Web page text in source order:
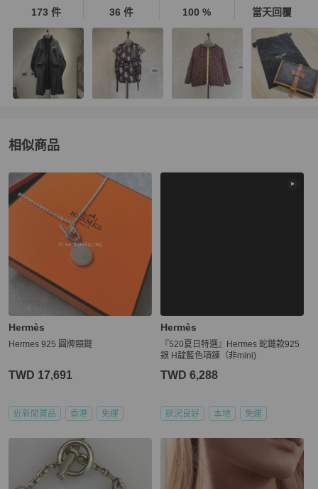
173 件 36 件 100 % 當天回覆
相似商品
更多相似Hermès男士配件推薦精品
Hermès
Hermes 925 圓牌頸鏈
TWD 17,691
近新閒置品 香港 免運
Hermès
『520夏日特選』Hermes 蛇鏈款925
銀 H靛藍色項鍊（非mini)
TWD 6,288
狀況良好 本地 免運